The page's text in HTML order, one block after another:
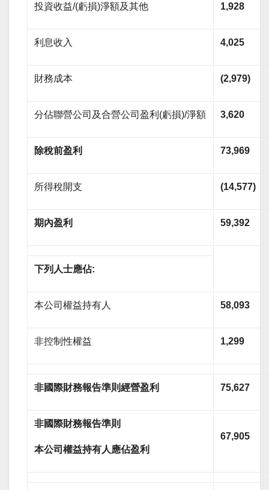
投資收益/(虧損)淨額及其他 1,928
利息收入 4,025
財務成本 (2,979)
分佔聯營公司及合營公司盈利(虧損)/淨額 3,620
除稅前盈利 73,969
所得稅開支 (14,577)
期內盈利 59,392
下列人士應佔:
本公司權益持有人 58,093
非控制性權益 1,299
非國際財務報告準則經營盈利 75,627
非國際財務報告準則
本公司權益持有人應佔盈利
67,905